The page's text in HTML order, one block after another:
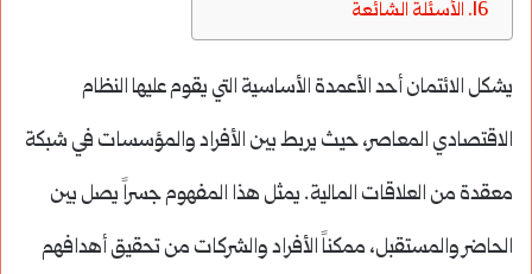
الأسئلة الشائعة
يشكل الائتمان أحد الأعمدة الأساسية التي يقوم عليها النظام
الاقتصادي المعاصر، حيث يربط بين الأفراد والمؤسسات في شبكة
معقدة من العلاقات المالية. يمثل هذا المفهوم جسراً يصل بين
الحاضر والمستقبل، ممكناً الأفراد والشركات من تحقيق أهدافهم